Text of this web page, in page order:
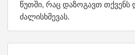
წუთში, რაც დაზოგავთ
ძალისხმევას.